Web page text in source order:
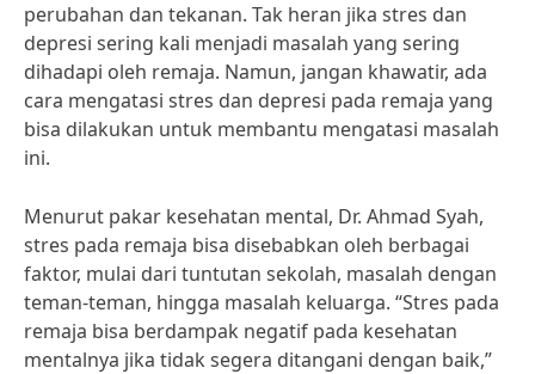
perubahan dan tekanan. Tak heran jika stres dan
depresi sering kali menjadi masalah yang sering
dihadapi oleh remaja. Namun, jangan khawatir, ada
cara mengatasi stres dan depresi pada remaja yang
bisa dilakukan untuk membantu mengatasi masalah
ini.
Menurut pakar kesehatan mental, Dr. Ahmad Syah,
stres pada remaja bisa disebabkan oleh berbagai
faktor, mulai dari tuntutan sekolah, masalah dengan
teman-teman, hingga masalah keluarga. “Stres pada
remaja bisa berdampak negatif pada kesehatan
mentalnya jika tidak segera ditangani dengan baik,”